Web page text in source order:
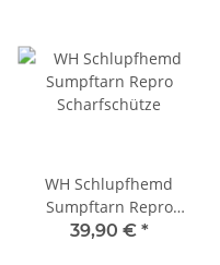
WH Schlupfhemd
Sumpftarn Repro
Scharfschütze
39,90 € *